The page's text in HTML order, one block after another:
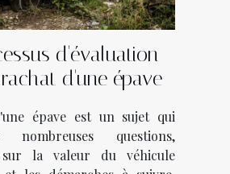
d'évaluation
d'une épave
épave est un sujet qui
questions,
sur la valeur du véhicule